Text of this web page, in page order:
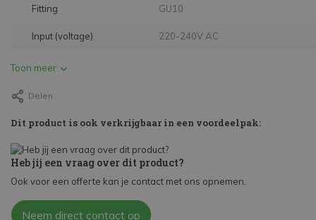
Fitting GU10
Input (voltage) 220-240V AC
Toon meer
Delen
Dit product is ook verkrijgbaar in een voordeelpak:
Heb jij een vraag over dit product?
Ook voor een offerte kan je contact met ons opnemen.
Neem direct contact op